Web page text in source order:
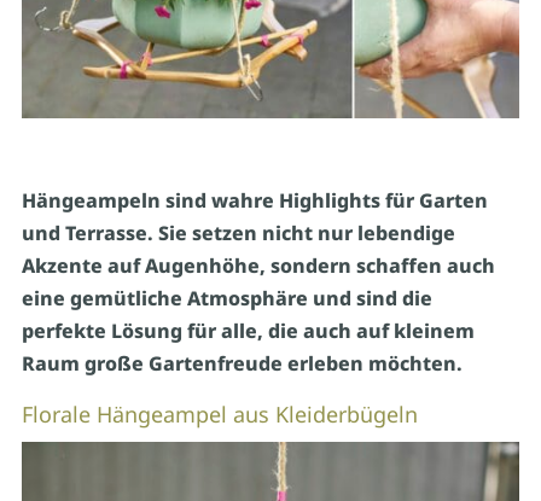
Hängeampeln sind wahre Highlights für Garten
und Terrasse. Sie setzen nicht nur lebendige
Akzente auf Augenhöhe, sondern schaffen auch
eine gemütliche Atmosphäre und sind die
perfekte Lösung für alle, die auch auf kleinem
Raum große Gartenfreude erleben möchten.
Florale Hängeampel aus Kleiderbügeln